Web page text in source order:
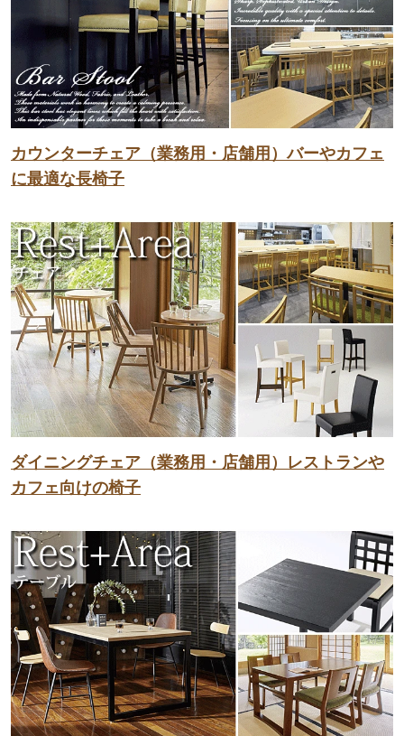
カウンターチェア（業務用・店舗用）バーやカフェ
に最適な長椅子
ダイニングチェア（業務用・店舗用）レストランや
カフェ向けの椅子